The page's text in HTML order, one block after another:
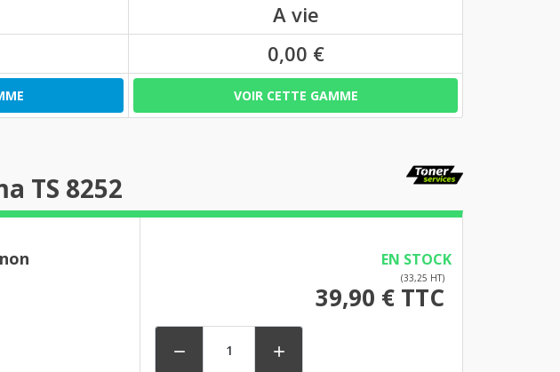
A vie
0,00 €
VOIR CETTE GAMME
TS 8252
EN STOCK
(33,25 HT)
39,90 € TTC
 